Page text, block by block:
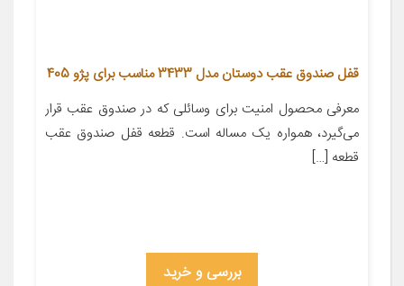
قفل صندوق عقب دوستان مدل 3433 مناسب برای پژو 405
معرفی محصول امنیت برای وسائلی که در صندوق عقب قرار
می‌گیرد، همواره یک مساله است. قطعه قفل صندوق عقب
قطعه […]
بررسی و خرید